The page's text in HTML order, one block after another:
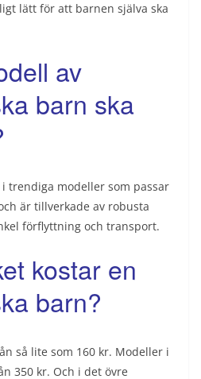
lätt för att barnen själva ska
av
barn ska
trendiga modeller som passar
är tillverkade av robusta
förflyttning och transport.
kostar en
barn?
så lite som 160 kr. Modeller i
350 kr. Och i det övre